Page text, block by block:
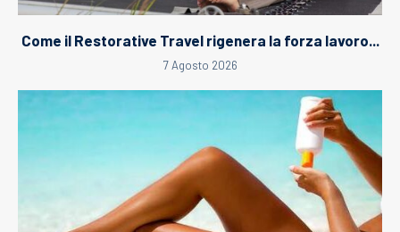
Come il Restorative Travel rigenera la forza lavoro...
7 Agosto 2026